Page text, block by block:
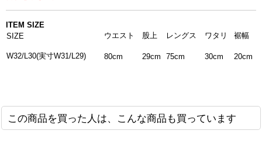
ITEM SIZE
SIZE
ウエスト 股上 レングス ワタリ 裾幅
W32/L30(実寸W31/L29) 80cm 29cm 75cm 30cm 20cm
この商品を買った人は、こんな商品も買っています